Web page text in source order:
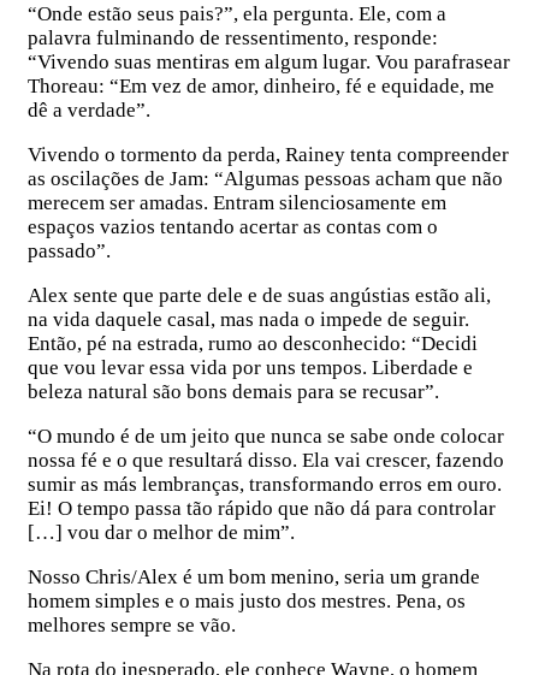
“Onde estão seus pais?”, ela pergunta. Ele, com a
palavra fulminando de ressentimento, responde:
“Vivendo suas mentiras em algum lugar. Vou parafrasear
Thoreau: “Em vez de amor, dinheiro, fé e equidade, me
dê a verdade”.
Vivendo o tormento da perda, Rainey tenta compreender
as oscilações de Jam: “Algumas pessoas acham que não
merecem ser amadas. Entram silenciosamente em
espaços vazios tentando acertar as contas com o
passado”.
Alex sente que parte dele e de suas angústias estão ali,
na vida daquele casal, mas nada o impede de seguir.
Então, pé na estrada, rumo ao desconhecido: “Decidi
que vou levar essa vida por uns tempos. Liberdade e
beleza natural são bons demais para se recusar”.
“O mundo é de um jeito que nunca se sabe onde colocar
nossa fé e o que resultará disso. Ela vai crescer, fazendo
sumir as más lembranças, transformando erros em ouro.
Ei! O tempo passa tão rápido que não dá para controlar
[…] vou dar o melhor de mim”.
Nosso Chris/Alex é um bom menino, seria um grande
homem simples e o mais justo dos mestres. Pena, os
melhores sempre se vão.
Na rota do inesperado, ele conhece Wayne, o homem